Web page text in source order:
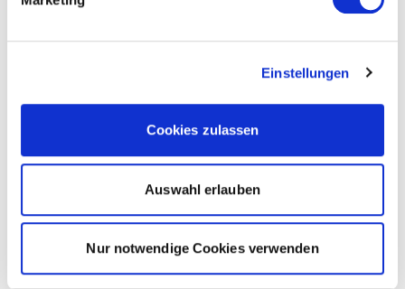
Einstellungen
Cookies zulassen
Auswahl erlauben
Nur notwendige Cookies verwenden